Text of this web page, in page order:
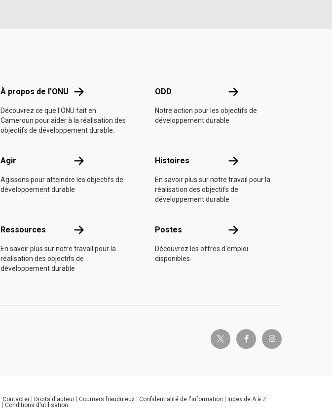
À propos de l'ONU À propos de l'ONU
Découvrez ce que l'ONU fait en
Cameroun pour aider à la réalisation des
objectifs de développement durable.
ODD ODD
Notre action pour les objectifs de
développement durable
Agir Agir
Agissons pour atteindre les objectifs de
développement durable
Histoires Histoires
En savoir plus sur notre travail pour la
réalisation des objectifs de
développement durable
Ressources Ressources
En savoir plus sur notre travail pour la
réalisation des objectifs de
développement durable
Postes Postes
Découvrez les offres d'emploi
disponibles.
twitter-x facebook-finstagram
Global U.N. menu
Contacter Droits d'auteur Courriers frauduleux Confidentialité de l'information
Index de A à Z
Conditions d'utilisation